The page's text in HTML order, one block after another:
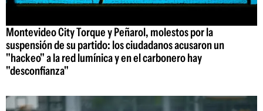
Montevideo City Torque y Peñarol, molestos por la
suspensión de su partido: los ciudadanos acusaron un
"hackeo" a la red lumínica y en el carbonero hay
"desconfianza"